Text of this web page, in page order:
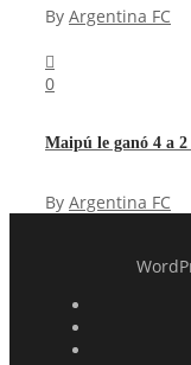
By Argentina FC
0
Maipú le ganó 4 a
By Argentina FC